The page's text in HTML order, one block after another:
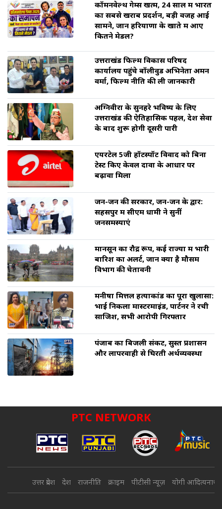
कॉमनवेल्थ गेम्स खत्म, 24 साल में भारत
का सबसे खराब प्रदर्शन, बड़ी वजह आई
सामने, जानें हरियाणा के खाते में आए
कितने मेडल?
उत्तराखंड फिल्म विकास परिषद
कार्यालय पहुंचे बॉलीवुड अभिनेता अमन
वर्मा, फिल्म नीति की ली जानकारी
अग्निवीरों के सुनहरे भविष्य के लिए
उत्तराखंड की ऐतिहासिक पहल, देश सेवा
के बाद शुरू होगी दूसरी पारी
एयरटेल 5जी हॉटस्पॉट विवाद को बिना
टेस्ट किए केवल दावों के आधार पर
बढ़ावा मिला
जन-जन की सरकार, जन-जन के द्वार:
सहसपुर में सीएम धामी ने सुनीं
जनसमस्याएं
मानसून का रौद्र रूप, कई राज्यों में भारी
बारिश का अलर्ट, जानें क्या है मौसम
विभाग की चेतावनी
मनीषा मित्तल हत्याकांड का पूरा खुलासा:
भाई निकला मास्टरमाइंड, पार्टनर ने रची
साजिश, सभी आरोपी गिरफ्तार
पंजाब का बिजली संकट, सुस्त प्रशासन
और लापरवाही से घिरती अर्थव्यवस्था
PTC NETWORK
उत्तर प्रदेश देश राजनीति क्राइम पीटीसी न्यूज़ योगी आदित्यनाथ